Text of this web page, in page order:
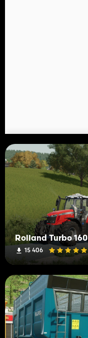
Rolland Turbo 160
15 406